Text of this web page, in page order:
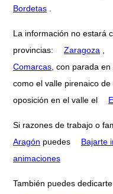
Bordetas
La información no estará
provincias:
Zaragoza
Comarcas , con parada
como el valle pirenaico de
oposición en el valle el
Si razones de trabajo o
Aragón puedes
Bajarte
animaciones
También puedes